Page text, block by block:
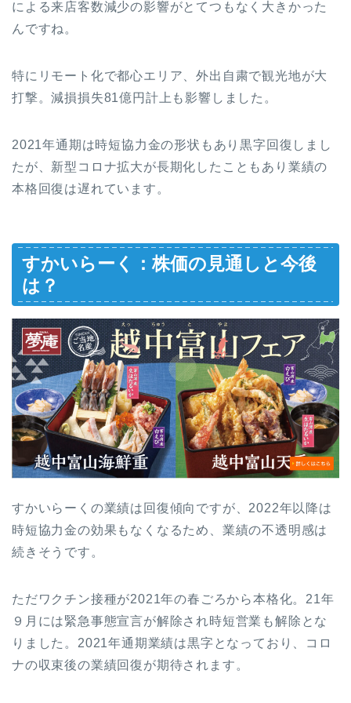
による来店客数減少の影響がとてつもなく大きかった
んですね。
特にリモート化で都心エリア、外出自粛で観光地が大
打撃。減損損失81億円計上も影響しました。
2021年通期は時短協力金の形状もあり黒字回復しまし
たが、新型コロナ拡大が長期化したこともあり業績の
本格回復は遅れています。
すかいらーく：株価の見通しと今後
は？
すかいらーくの業績は回復傾向ですが、2022年以降は
時短協力金の効果もなくなるため、業績の不透明感は
続きそうです。
ただワクチン接種が2021年の春ごろから本格化。21年
９月には緊急事態宣言が解除され時短営業も解除とな
りました。2021年通期業績は黒字となっており、コロ
ナの収束後の業績回復が期待されます。